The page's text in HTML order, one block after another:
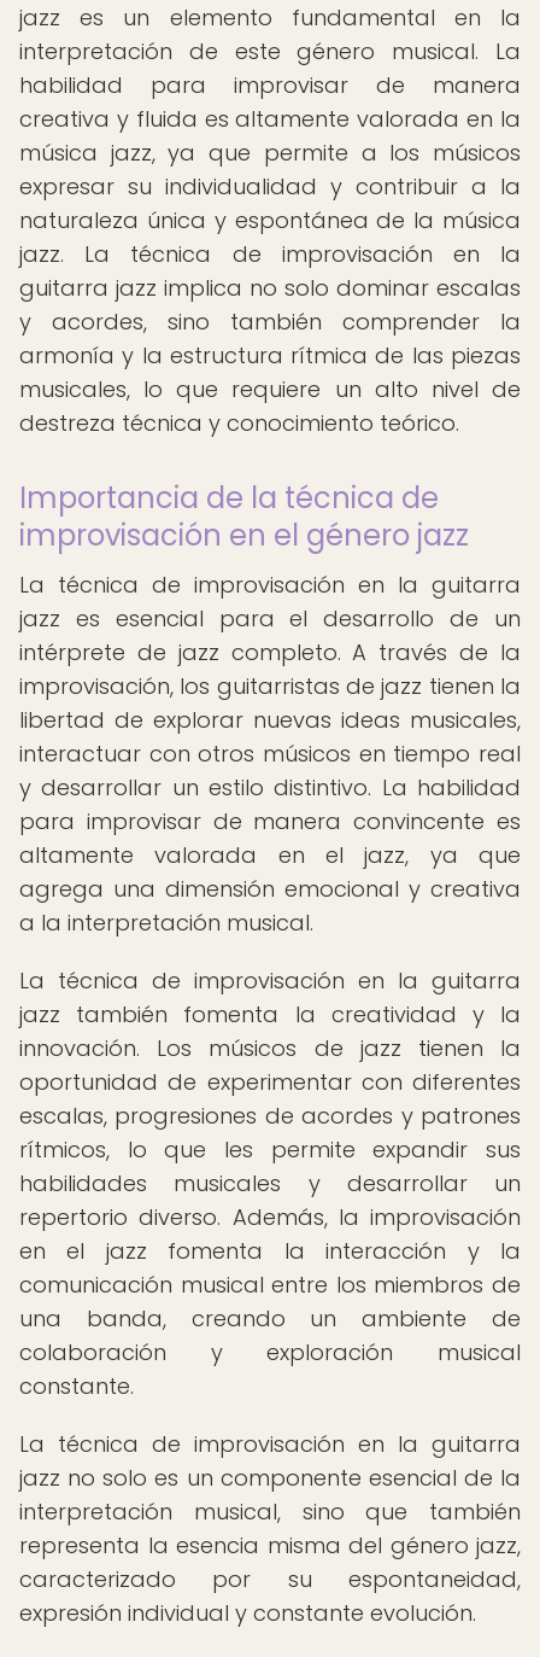
jazz es un elemento fundamental en la
interpretación de este género musical. La
habilidad para improvisar de manera
creativa y fluida es altamente valorada en la
música jazz, ya que permite a los músicos
expresar su individualidad y contribuir a la
naturaleza única y espontánea de la música
jazz. La técnica de improvisación en la
guitarra jazz implica no solo dominar escalas
y acordes, sino también comprender la
armonía y la estructura rítmica de las piezas
musicales, lo que requiere un alto nivel de
destreza técnica y conocimiento teórico.
Importancia de la técnica de
improvisación en el género jazz
La técnica de improvisación en la guitarra
jazz es esencial para el desarrollo de un
intérprete de jazz completo. A través de la
improvisación, los guitarristas de jazz tienen la
libertad de explorar nuevas ideas musicales,
interactuar con otros músicos en tiempo real
y desarrollar un estilo distintivo. La habilidad
para improvisar de manera convincente es
altamente valorada en el jazz, ya que
agrega una dimensión emocional y creativa
a la interpretación musical.
La técnica de improvisación en la guitarra
jazz también fomenta la creatividad y la
innovación. Los músicos de jazz tienen la
oportunidad de experimentar con diferentes
escalas, progresiones de acordes y patrones
rítmicos, lo que les permite expandir sus
habilidades musicales y desarrollar un
repertorio diverso. Además, la improvisación
en el jazz fomenta la interacción y la
comunicación musical entre los miembros de
una banda, creando un ambiente de
colaboración y exploración musical
constante.
La técnica de improvisación en la guitarra
jazz no solo es un componente esencial de la
interpretación musical, sino que también
representa la esencia misma del género jazz,
caracterizado por su espontaneidad,
expresión individual y constante evolución.